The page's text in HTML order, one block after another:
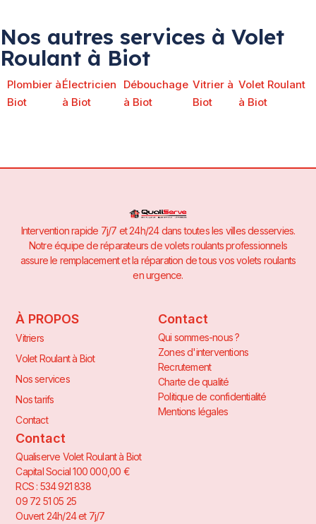
Nos autres services à Volet
Roulant à Biot
Plombier à
Biot
Électricien
à Biot
Débouchage
à Biot
Vitrier à
Biot
Volet Roulant
à Biot
Intervention rapide 7j/7 et 24h/24 dans toutes les villes desservies.
Notre équipe de réparateurs de volets roulants professionnels
assure le remplacement et la réparation de tous vos volets roulants
en urgence.
À PROPOS
Vitriers
Volet Roulant à Biot
Nos services
Nos tarifs
Contact
Contact
Qui sommes-nous ?
Zones d'interventions
Recrutement
Charte de qualité
Politique de confidentialité
Mentions légales
Contact
Qualiserve Volet Roulant à Biot
Capital Social 100 000,00 €
RCS : 534 921 838
09 72 51 05 25
Ouvert 24h/24 et 7j/7